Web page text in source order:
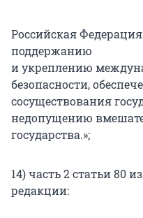
Российская
поддержанию
и укреплению
безопасности,
сосуществования
недопущению
государства.»;
14) часть 2 статьи 80
редакции: